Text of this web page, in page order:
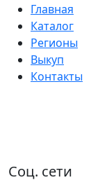
Главная
Каталог
Регионы
Выкуп
Контакты
Соц. сети